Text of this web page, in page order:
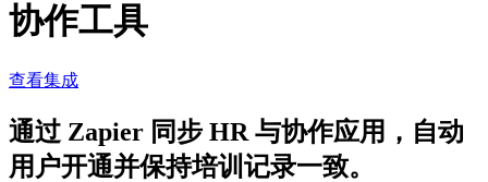
协作工具
查看集成
通过 Zapier 同步 HR 与协作应用，自动
用户开通并保持培训记录一致。